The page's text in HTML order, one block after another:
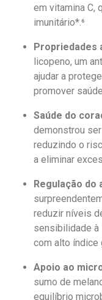
em vitamina C,
imunitário*.⁶
Propriedades
licopeno, um
ajudar a
promover
Saúde do
demonstrou
reduzindo o
a eliminar
Regulação do
reduzir níveis
sensibilidade à
com alto índice
Apoio ao
sumo de
equilíbrio